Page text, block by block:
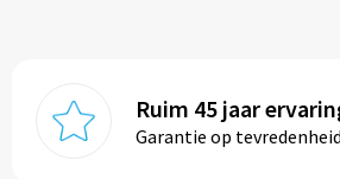
Ruim 45 jaar
Garantie op tevredenheid